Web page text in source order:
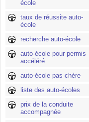
école
taux de réussite auto-
école
recherche auto-école
auto-école pour permis
accéléré
auto-école pas chère
liste des auto-écoles
prix de la conduite
accompagnée